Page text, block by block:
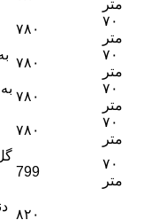
متر
۷۸۰
۷۰
متر
۷۸۰
۷۰
متر
۷۸۰
۷۰
متر
۷۸۰
۷۰
متر
799
۷۰
متر
۸۲۰